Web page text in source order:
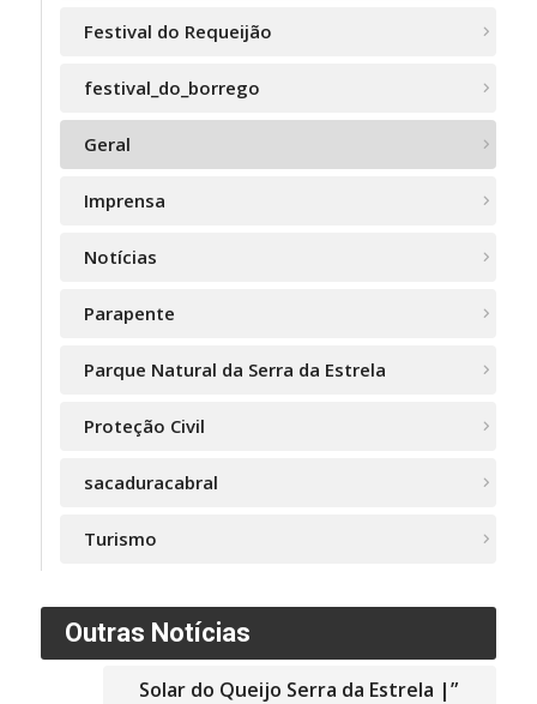
Festival do Requeijão
festival_do_borrego
Geral
Imprensa
Notícias
Parapente
Parque Natural da Serra da Estrela
Proteção Civil
sacaduracabral
Turismo
Outras Notícias
Solar do Queijo Serra da Estrela |”